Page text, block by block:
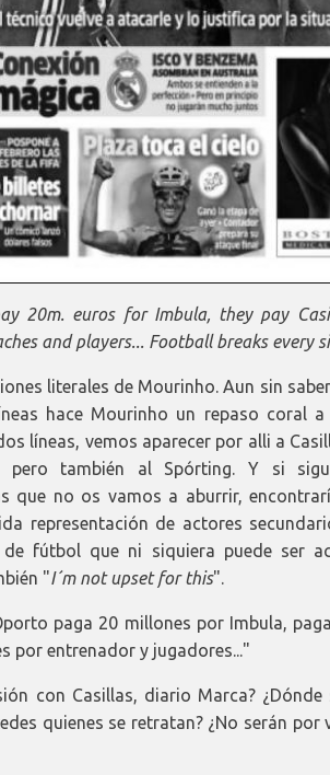
20m. euros for Imbula, they pay
and players... Football breaks every
literales de Mourinho. Aun sin
hace Mourinho un repaso coral
líneas, vemos aparecer por alli a
pero también al Spórting. Y si
que no os vamos a aburrir,
representación de actores
fútbol que ni siquiera puede ser
"I´m not upset for this".
paga 20 millones por Imbula,
por entrenador y jugadores..."
con Casillas, diario Marca?
quienes se retratan? ¿No serán